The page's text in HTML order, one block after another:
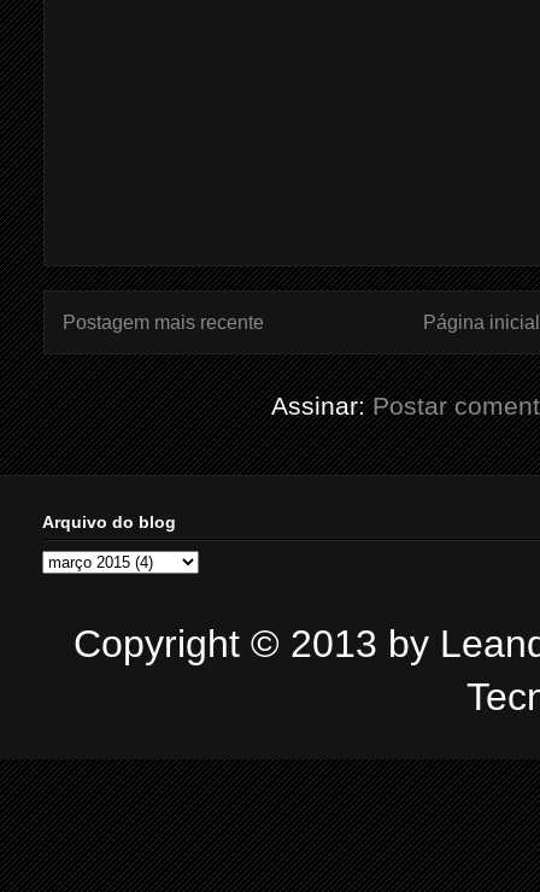
Postagem mais recente Página inicial
Assinar:Postar
Arquivo do blog
Copyright © 2013 by